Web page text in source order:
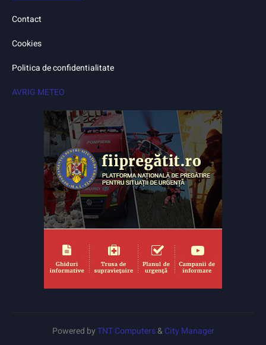
Contact
Cookies
Politica de confidentialitate
AVRIG METEO
Powered byTNT Computers&City Manager